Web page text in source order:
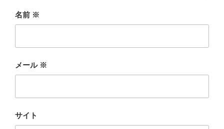
名前 ※
メール ※
サイト